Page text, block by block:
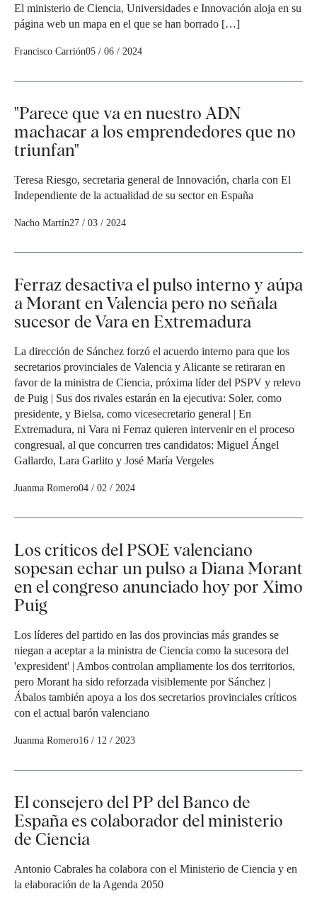
El ministerio de Ciencia, Universidades e Innovación aloja en su
página web un mapa en el que se han borrado […]
Francisco Carrión05 / 06 / 2024
"Parece que va en nuestro ADN
machacar a los emprendedores que no
triunfan"
Teresa Riesgo, secretaria general de Innovación, charla con El
Independiente de la actualidad de su sector en España
Nacho Martín27 / 03 / 2024
Ferraz desactiva el pulso interno y aúpa
a Morant en Valencia pero no señala
sucesor de Vara en Extremadura
La dirección de Sánchez forzó el acuerdo interno para que los
secretarios provinciales de Valencia y Alicante se retiraran en
favor de la ministra de Ciencia, próxima líder del PSPV y relevo
de Puig | Sus dos rivales estarán en la ejecutiva: Soler, como
presidente, y Bielsa, como vicesecretario general | En
Extremadura, ni Vara ni Ferraz quieren intervenir en el proceso
congresual, al que concurren tres candidatos: Miguel Ángel
Gallardo, Lara Garlito y José María Vergeles
Juanma Romero04 / 02 / 2024
Los críticos del PSOE valenciano
sopesan echar un pulso a Diana Morant
en el congreso anunciado hoy por Ximo
Puig
Los líderes del partido en las dos provincias más grandes se
niegan a aceptar a la ministra de Ciencia como la sucesora del
'expresident' | Ambos controlan ampliamente los dos territorios,
pero Morant ha sido reforzada visiblemente por Sánchez |
Ábalos también apoya a los dos secretarios provinciales críticos
con el actual barón valenciano
Juanma Romero16 / 12 / 2023
El consejero del PP del Banco de
España es colaborador del ministerio
de Ciencia
Antonio Cabrales ha colabora con el Ministerio de Ciencia y en
la elaboración de la Agenda 2050